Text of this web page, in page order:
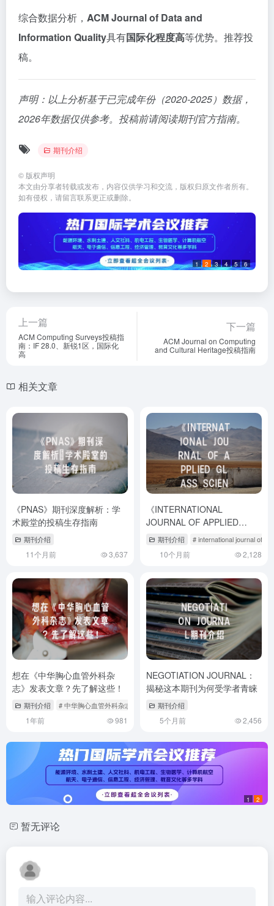
综合数据分析， ACM Journal of Data and
Information Quality具有国际化程度高等优势。推荐投
稿。
声明：以上分析基于已完成年份（2020-2025）数据，
2026年数据仅供参考。投稿前请阅读期刊官方指南。
期刊介绍
© 版权声明
本文由分享者转载或发布，内容仅供学习和交流，版权归原文作者所有。
如有侵权，请留言联系更正或删除。
1 2 3 4 5 6
上一篇
ACM Computing Surveys投稿指
南：IF 28.0、新锐1区，国际化
高
下一篇
ACM Journal on Computing
and Cultural Heritage投稿指南
相关文章
《PNAS》期刊深度解析：学
术殿堂的投稿生存指南
期刊介绍
11个月前 3,637
《INTERNATIONAL
JOURNAL OF APPLIED
GLASS SCIENCE》投稿全攻
期刊介绍 # international journal of
10个月前 2,128
想在《中华胸心血管外科杂
志》发表文章？先了解这些！
期刊介绍 # 中华胸心血管外科杂志怎么样 # 中华胸心血管外科杂志是核心期刊吗
1年前 981
NEGOTIATION JOURNAL：
揭秘这本期刊为何受学者青睐
期刊介绍
5个月前 2,456
1 2
暂无评论